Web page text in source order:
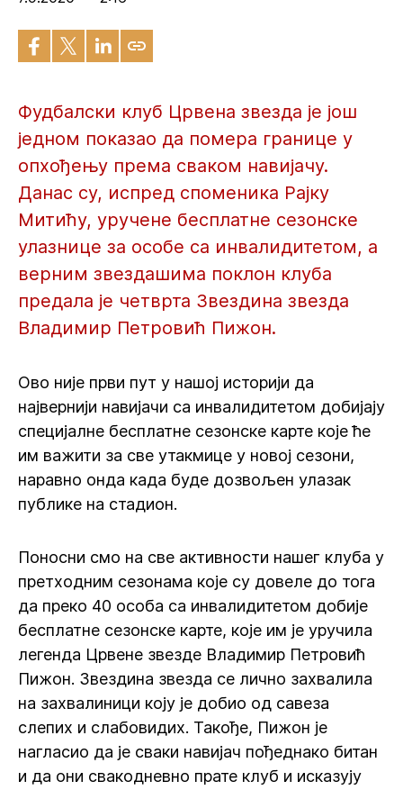
Фудбалски клуб Црвена звезда је још
једном показао да помера границе у
опхођењу према сваком навијачу.
Данас су, испред споменика Рајку
Митићу, уручене бесплатне сезонске
улазнице за особе са инвалидитетом, а
верним звездашима поклон клуба
предала је четврта Звездина звезда
Владимир Петровић Пижон.
Ово није први пут у нашој историји да
највернији навијачи са инвалидитетом добијају
специјалне бесплатне сезонске карте које ће
им важити за све утакмице у новој сезони,
наравно онда када буде дозвољен улазак
публике на стадион.
Поносни смо на све активности нашег клуба у
претходним сезонама које су довеле до тога
да преко 40 особа са инвалидитетом добије
бесплатне сезонске карте, које им је уручила
легенда Црвене звезде Владимир Петровић
Пижон. Звездина звезда се лично захвалила
на захвалиници коју је добио од савеза
слепих и слабовидих. Такође, Пижон је
нагласио да је сваки навијач пођеднако битан
и да они свакодневно прате клуб и исказују